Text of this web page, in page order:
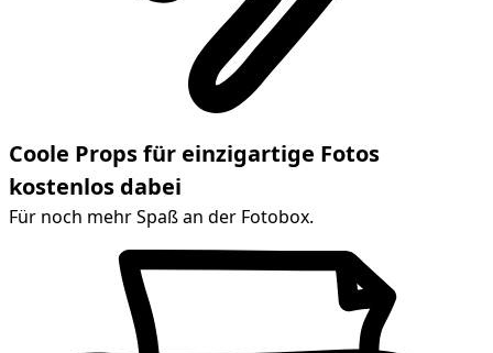
Coole Props für einzigartige Fotos
kostenlos dabei
Für noch mehr Spaß an der Fotobox.